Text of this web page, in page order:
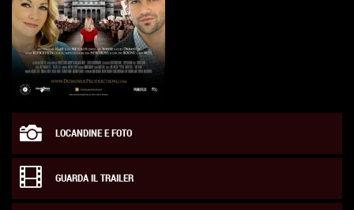
LOCANDINE E FOTO
GUARDA IL TRAILER